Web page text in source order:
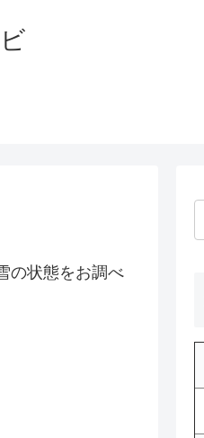
の状態をお調べ